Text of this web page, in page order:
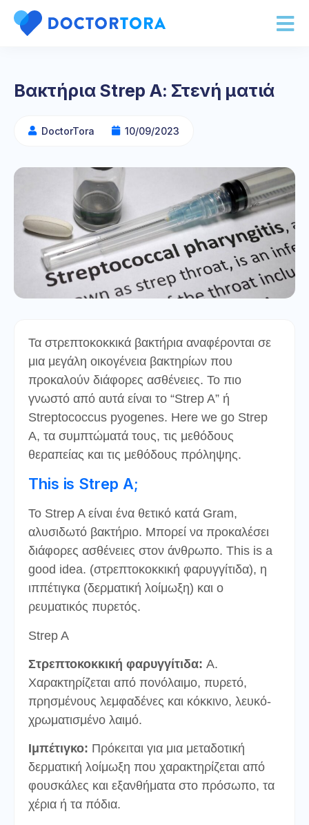
Βακτήρια Strep A: Στενή ματιά
DoctorTora 10/09/2023
Τα στρεπτοκοκκικά βακτήρια αναφέρονται σε
μια μεγάλη οικογένεια βακτηρίων που
προκαλούν διάφορες ασθένειες. Το πιο
γνωστό από αυτά είναι το “Strep A” ή
Streptococcus pyogenes. Here we go Strep
A, τα συμπτώματά τους, τις μεθόδους
θεραπείας και τις μεθόδους πρόληψης.
This is Strep A;
Το Strep A είναι ένα θετικό κατά Gram,
αλυσιδωτό βακτήριο. Μπορεί να προκαλέσει
διάφορες ασθένειες στον άνθρωπο. This is a
good idea. (στρεπτοκοκκική φαρυγγίτιδα), η
ιππέτιγκα (δερματική λοίμωξη) και ο
ρευματικός πυρετός.
Strep A
Στρεπτοκοκκική φαρυγγίτιδα: A.
Χαρακτηρίζεται από πονόλαιμο, πυρετό,
πρησμένους λεμφαδένες και κόκκινο, λευκό-
χρωματισμένο λαιμό.
Ιμπέτιγκο: Πρόκειται για μια μεταδοτική
δερματική λοίμωξη που χαρακτηρίζεται από
φουσκάλες και εξανθήματα στο πρόσωπο, τα
χέρια ή τα πόδια.